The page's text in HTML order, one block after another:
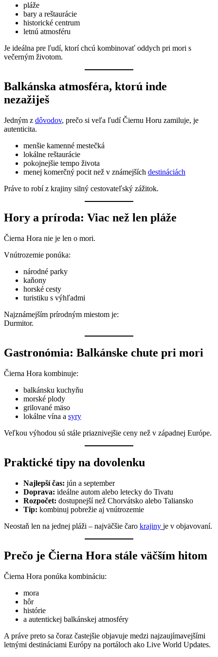
pláže
bary a reštaurácie
historické centrum
letnú atmosféru
Je ideálna pre ľudí, ktorí chcú kombinovať oddych pri mori s
večerným životom.
Balkánska atmosféra, ktorú inde
nezažiješ
Jedným z dôvodov, prečo si veľa ľudí Čiernu Horu zamiluje, je
autenticita.
menšie kamenné mestečká
lokálne reštaurácie
pokojnejšie tempo života
menej komerčný pocit než v známejších destináciách
Práve to robí z krajiny silný cestovateľský zážitok.
Hory a príroda: Viac než len pláže
Čierna Hora nie je len o mori.
Vnútrozemie ponúka:
národné parky
kaňony
horské cesty
turistiku s výhľadmi
Najznámejším prírodným miestom je:
Durmitor.
Gastronómia: Balkánske chute pri mori
Čierna Hora kombinuje:
balkánsku kuchyňu
morské plody
grilované mäso
lokálne vína a syry
Veľkou výhodou sú stále priaznivejšie ceny než v západnej Európe.
Praktické tipy na dovolenku
Najlepší čas: jún a september
Doprava: ideálne autom alebo letecky do Tivatu
Rozpočet: dostupnejší než Chorvátsko alebo Taliansko
Tip: kombinuj pobrežie aj vnútrozemie
Neostaň len na jednej pláži – najväčšie čaro krajiny je v objavovaní.
Prečo je Čierna Hora stále väčším hitom
Čierna Hora ponúka kombináciu:
mora
hôr
histórie
a autentickej balkánskej atmosféry
A práve preto sa čoraz častejšie objavuje medzi najzaujímavejšími
letnými destináciami Európy na portáloch ako Live World Updates.